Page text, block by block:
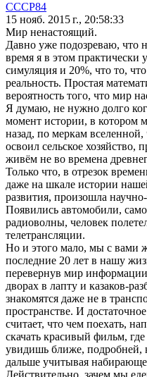
CCCP84
15 нояб. 2015 г., 20:58:33
Мир ненастоящий.
Давно уже подозреваю, что
время я в этом практически
симуляция и 20%, что то,
реальность. Простая
вероятность того, что мир
Я думаю, не нужно долго
момент истории, в
назад, по меркам
освоил сельское
живём не во времена
Только что, в отрезок
даже на шкале истории
развития, произошла
Появились автомобили,
радиоволны, человек
телетрансляции.
Но и этого мало, мы с вами
последние 20 лет в нашу
перевернув мир
дворах в лапту и казаков-
знакомятся даже не в
пространстве. И
считает, что чем поехать,
скачать красивый фильм,
увидишь ближе, подробней,
дальше учитывая